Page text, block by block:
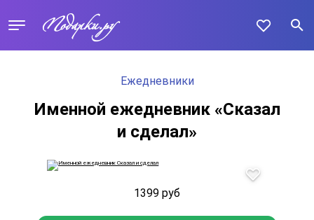
Ежедневники
Именной ежедневник «Сказал
и сделал»
1399 руб